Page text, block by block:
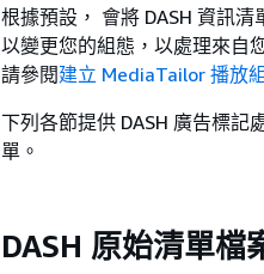
根據預設， 會將 DASH 資訊
以變更您的組態，以處理來自
請參閱建立 MediaTailor 播放
下列各節提供 DASH 廣告標記
單。
DASH 原始清單檔